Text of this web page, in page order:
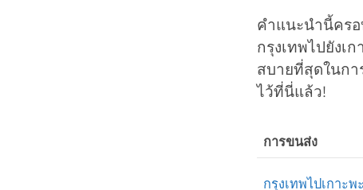
คำแนะนำนี้ครอ
กรุงเทพไปยังเ
สบายที่สุดในกา
ไว้ที่นี่แล้ว!
การขนส่ง
กรุงเทพไปเกาะ